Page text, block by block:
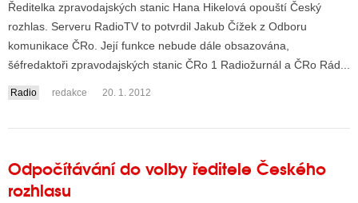
TELEVIZE
TELEVIZÍ
INTERNET
Ředitelka zpravodajských stanic Hana Hikelová opouští Český
rozhlas. Serveru RadioTV to potvrdil Jakub Čížek z Odboru
komunikace ČRo. Její funkce nebude dále obsazována,
šéfredaktoři zpravodajských stanic ČRo 1 Radiožurnál a ČRo Rád...
Radio redakce 20. 1. 2012
Odpočítávání do volby ředitele Českého
rozhlasu